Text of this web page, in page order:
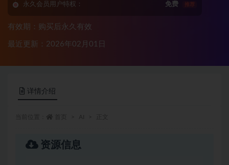
永久会员用户特权： 免费 推荐
有效期：购买后永久有效
最近更新：2026年02月01日
详情介绍
资源信息